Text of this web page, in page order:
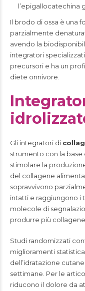
l’epigallocatechina
Il brodo di ossa è una
parzialmente
avendo la
integratori
precursori e ha un
diete onnivore.
Gli integratori di
strumento con la
stimolare la
del collagene
sopravvivono
intatti e raggiungono i
molecole di
produrre più collagene.
Studi randomizzati
miglioramenti
dell’idratazione
settimane. Per le
riducono il dolore da